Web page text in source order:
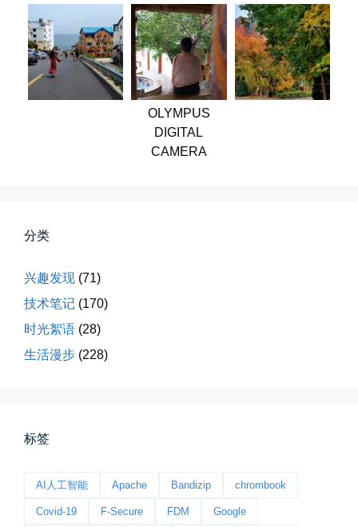
春雪挂树枝
早晨在厨房时一抬头，看到窗外已...
👤 Zairun
第一次用AI做视频，我把许嵩歌...
📅 03-31 22:37👤 Zairun
李贺“桃花乱落如红雨”与纳兰性...
OLYMPUS
DIGITAL
CAMERA
分类
兴趣发现 (71)
技术笔记 (170)
时光絮语 (28)
生活漫步 (228)
标签
AI人工智能 Apache Bandizip chrombook
Covid-19 F-Secure FDM Google